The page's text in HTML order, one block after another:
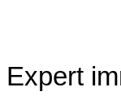
Expert